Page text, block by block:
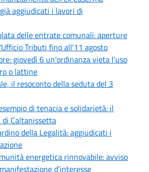
aggiudicati i lavori di
delle entrate comunali: aperture
Tributi fino all'11 agosto
giovedì 6 un’ordinanza vieta l’uso
o lattine
il resoconto della seduta del 3
di tenacia e solidarietà: il
Caltanissetta
della Legalità: aggiudicati i
energetica rinnovabile: avviso
d’interesse